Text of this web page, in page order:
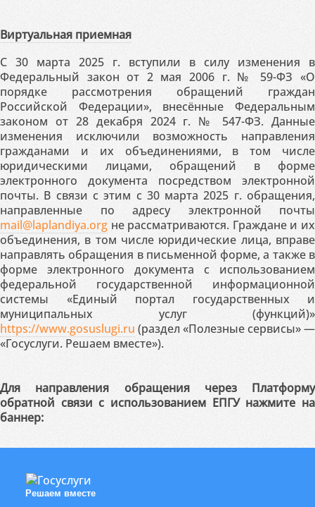
Виртуальная приемная
С 30 марта 2025 г. вступили в силу изменения в
Федеральный закон от 2 мая 2006 г. № 59-ФЗ «О
порядке рассмотрения обращений граждан
Российской Федерации», внесённые Федеральным
законом от 28 декабря 2024 г. № 547-ФЗ. Данные
изменения исключили возможность направления
гражданами и их объединениями, в том числе
юридическими лицами, обращений в форме
электронного документа посредством электронной
почты. В связи с этим с 30 марта 2025 г. обращения,
направленные по адресу электронной почты
mail@laplandiya.org не рассматриваются. Граждане и их
объединения, в том числе юридические лица, вправе
направлять обращения в письменной форме, а также в
форме электронного документа с использованием
федеральной государственной информационной
системы «Единый портал государственных и
муниципальных услуг (функций)»
https://www.gosuslugi.ru (раздел «Полезные сервисы» —
«Госуслуги. Решаем вместе»).
Для направления обращения через Платформу
обратной связи с использованием ЕПГУ нажмите на
баннер:
Решаем вместе